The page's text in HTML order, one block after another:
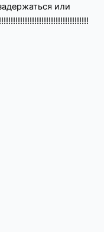
или